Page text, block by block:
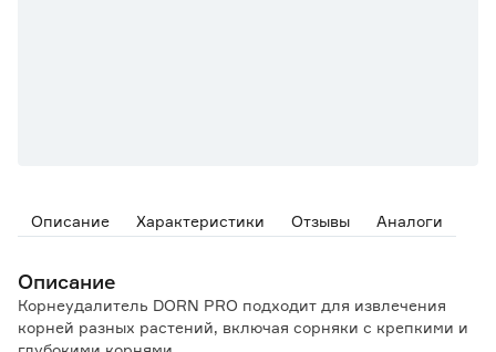
Описание Характеристики Отзывы Аналоги
Описание
Корнеудалитель DORN PRO подходит для извлечения
корней разных растений, включая сорняки с крепкими и